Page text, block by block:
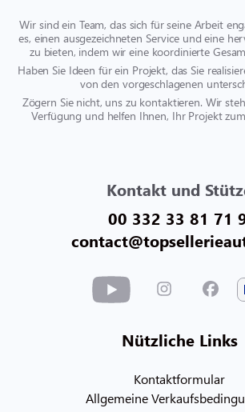
Wir sind ein Team, das sich für seine Arbeit
es, einen ausgezeichneten Service und eine
zu bieten, indem wir eine koordinierte
Haben Sie Ideen für ein Projekt, das Sie
von den vorgeschlagenen
Zögern Sie nicht, uns zu kontaktieren. Wir
Verfügung und helfen Ihnen, Ihr Projekt
Kontakt und
00 332 33 81 71
Nützliche Links
Kontaktformular
Allgemeine